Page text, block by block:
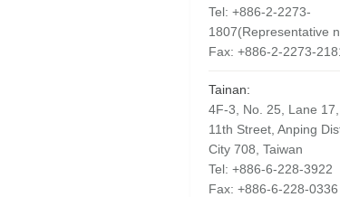
Tel: +886-2-2273-
1807(Representative
Fax: +886-2-2273-
Tainan:
4F-3, No. 25, Lane
11th Street, Anping
City 708, Taiwan
Tel: +886-6-228-3922
Fax: +886-6-228-0336